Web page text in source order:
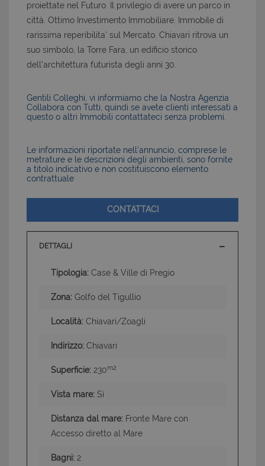
proiettate nel Futuro. Il privilegio di avere un parco in
città. Ottimo Investimento Immobiliare. Immobile di
rarissima reperibilita' sul Mercato. Chiavari ritrova un
suo simbolo, la Torre Fara, un edificio storico
dell'architettura futurista degli anni 30.
Gentili Colleghi, vi informiamo che la Nostra Agenzia
Collabora con Tutti, quindi se avete clienti interessati a
questo o altri Immobili contattateci senza problemi.
Le informazioni riportate nell’annuncio, comprese le
metrature e le descrizioni degli ambienti, sono fornite
a titolo indicativo e non costituiscono elemento
contrattuale
CONTATTACI
DETTAGLI
Tipologia: Case & Ville di Pregio
Zona: Golfo del Tigullio
Località: Chiavari/Zoagli
Indirizzo: Chiavari
Superficie: 230m2
Vista mare: Si
Distanza dal mare: Fronte Mare con
Accesso diretto al Mare
Bagni: 2